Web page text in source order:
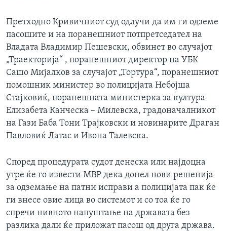
Претходно Кривичниот суд одлучи да им ги одземе
пасошите и на поранешниот потпретседател на
Владата Владимир Пешевски, обвинет во случајот
„Траекторија“ , поранешниот директор на УБК
Сашо Мијалков за случајот „Тортура“, поранешниот
помошник министер во полицијата Небојша
Стајковиќ, поранешната министерка за култура
Елизабета Канческа – Милевска, градоначалникот
на Гази Баба Тони Трајковски и новинарите Драган
Павловиќ Латас и Ивона Талевска.
Според процедурата судот денеска или најдоцна
утре ќе го извести МВР дека донел нови решенија
за одземање на патни исправи а полицијата пак ќе
ги внесе овие лица во системот и со тоа ќе го
спречи нивното напуштање на државата без
разлика дали ќе приложат пасош од друга држава.